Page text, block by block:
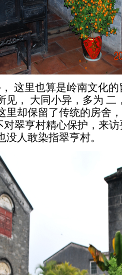
这里也算是岭南文化
见， 大同小异，多为 二
里却保留了传统的房舍
对翠亨村精心保护，来
没人敢染指翠亨村。